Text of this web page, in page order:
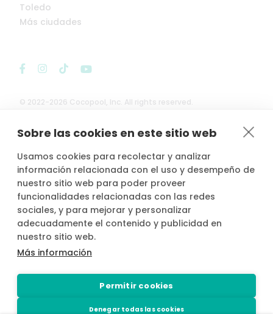
Sobre las cookies en este sitio web
Usamos cookies para recolectar y analizar
información relacionada con el uso y desempeño de
nuestro sitio web para poder proveer
funcionalidades relacionadas con las redes
sociales, y para mejorar y personalizar
adecuadamente el contenido y publicidad en
nuestro sitio web.
Más información
Permitir cookies
Denegar todas las cookies
© 2022-2026 Cocopool, Inc. All rights reserved.
Toledo
Más ciudades
*Actividad, con seguro voluntario de responsabilidad civil del
propietario, contratado por PLACE4PLAN, S.L. con AXA SEGUROS
GENERALES, S.A. de Seguros y Reaseguros, siempre que conste
notificada la reserva con mínimo 2 horas de antelación.